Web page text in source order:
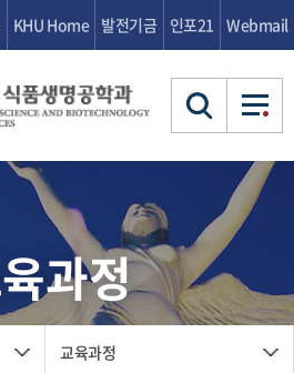
KHU Home 발전기금 인포21 Webmail
학과소개
식품생명공학과
수/연구실
교수소개
교육과정
학과소개
수/연구실
교육과정
과정
교육과정